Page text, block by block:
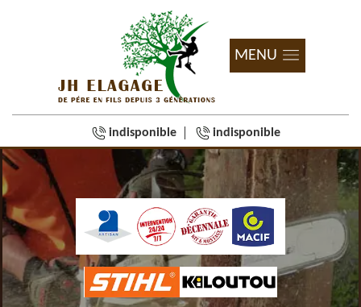
MENU
indisponible indisponible